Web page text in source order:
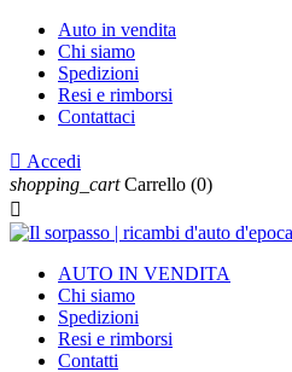
Auto in vendita
Chi siamo
Spedizioni
Resi e rimborsi
Contattaci
 Accedi
shopping_cart Carrello (0)

AUTO IN VENDITA
Chi siamo
Spedizioni
Resi e rimborsi
Contatti